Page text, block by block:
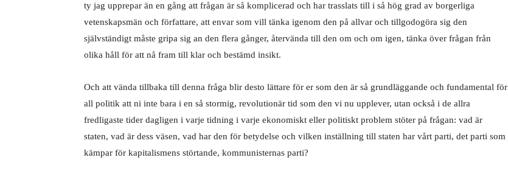
ty jag upprepar än en gång att frågan är så komplicerad och har trasslats till i så hög grad av borgerliga
vetenskapsmän och författare, att envar som vill tänka igenom den på allvar och tillgodogöra sig den
självständigt måste gripa sig an den flera gånger, återvända till den om och om igen, tänka över frågan från
olika håll för att nå fram till klar och bestämd insikt.
Och att vända tillbaka till denna fråga blir desto lättare för er som den är så grundläggande och fundamental för
all politik att ni inte bara i en så stormig, revolutionär tid som den vi nu upplever, utan också i de allra
fredligaste tider dagligen i varje tidning i varje ekonomiskt eller politiskt problem stöter på frågan: vad är
staten, vad är dess väsen, vad har den för betydelse och vilken inställning till staten har vårt parti, det parti som
kämpar för kapitalismens störtande, kommunisternas parti?